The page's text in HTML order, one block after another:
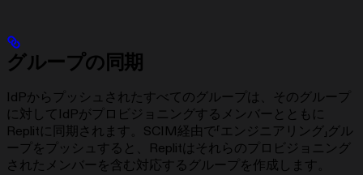
グループの同期
IdPからプッシュされたすべてのグループは、そのグループ
に対してIdPがプロビジョニングするメンバーとともに
Replitに同期されます。SCIM経由で「エンジニアリング」グル
ープをプッシュすると、Replitはそれらのプロビジョニング
されたメンバーを含む対応するグループを作成します。